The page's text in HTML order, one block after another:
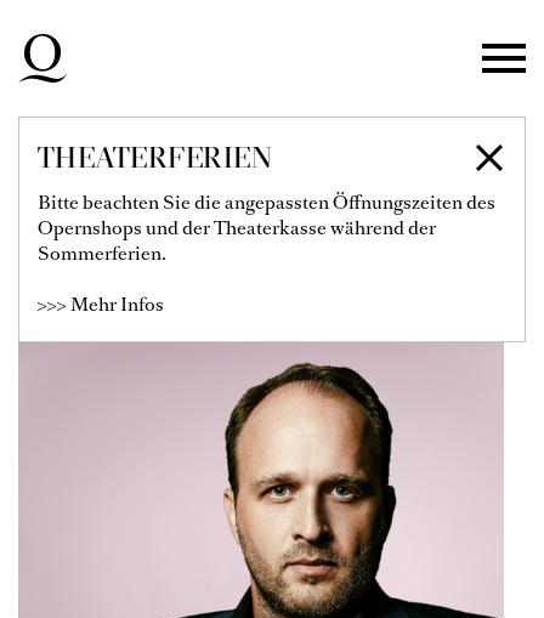
Zur Hauptnavigation springen
Zum Hauptinhalt springen
Zum Footer springen
THEATERFERIEN
Bitte beachten Sie die angepassten Öffnungszeiten des
Opernshops und der Theaterkasse während der
Sommerferien.
>>> Mehr Infos
RICHARD ŠVEDA